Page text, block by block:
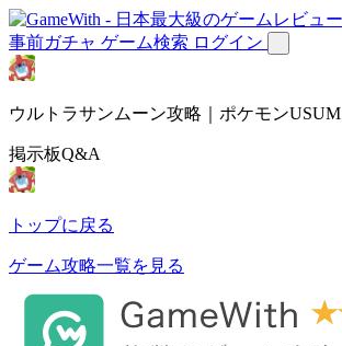
事前ガチャ ゲーム検索 ログイン
ウルトラサンムーン攻略｜ポケモンUSUM
掲示板Q&A
トップに戻る
ゲーム攻略一覧を見る